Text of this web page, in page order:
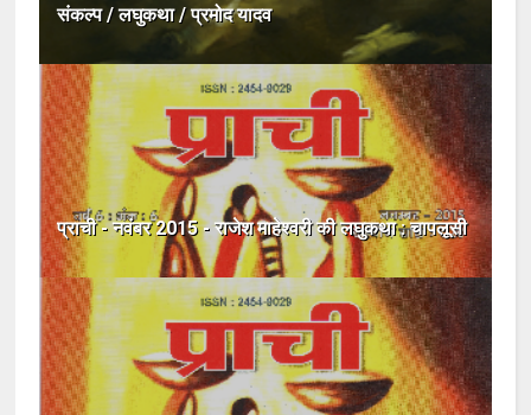
संकल्प / लघुकथा / प्रमोद यादव
प्राची - नवंबर 2015 - राजेश माहेश्वरी की लघुकथा : चापलूसी